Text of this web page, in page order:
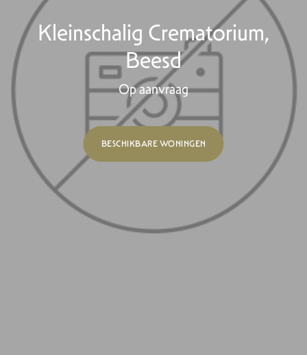
Kleinschalig Crematorium,
Beesd
Op aanvraag
BESCHIKBARE WONINGEN